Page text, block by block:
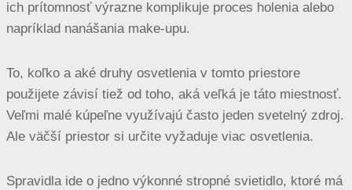
ich prítomnosť výrazne komplikuje proces holenia alebo
napríklad nanášania make-upu.
To, koľko a aké druhy osvetlenia v tomto priestore
použijete závisí tiež od toho, aká veľká je táto miestnosť.
Veľmi malé kúpeľne využívajú často jeden svetelný zdroj.
Ale väčší priestor si určite vyžaduje viac osvetlenia.
Spravidla ide o jedno výkonné stropné svietidlo, ktoré má